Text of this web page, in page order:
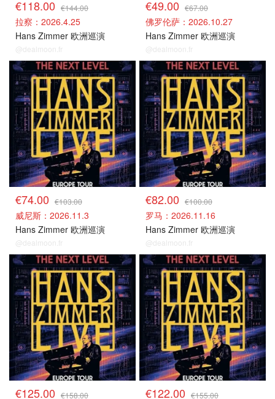
€118.00 €144.00
拉察：2026.4.25
Hans Zimmer 欧洲巡演
@dealmoon.fr
€49.00 €67.00
佛罗伦萨：2026.10.27
Hans Zimmer 欧洲巡演
@dealmoon.fr
意大利场捡漏
€74.00 €103.00
威尼斯：2026.11.3
Hans Zimmer 欧洲巡演
@dealmoon.fr
意大利场捡漏
€82.00 €100.00
罗马：2026.11.16
Hans Zimmer 欧洲巡演
@dealmoon.fr
其他场次
€125.00 €158.00
其他场次
€122.00 €155.00